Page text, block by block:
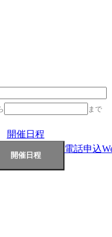
まで
開催日程
電話申込